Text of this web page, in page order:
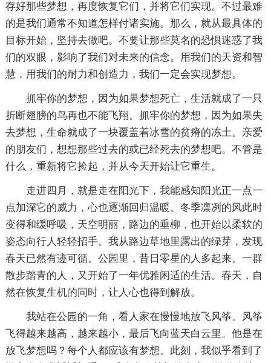
存好那些梦想，再度恢复它们，并将它们实现。不过最难
的是我们通常不知道怎样付诸实施。那么，就从最具体的
目标开始，坚持去做吧。不要让那些莫名的恐惧迷惑了我
们的双眼，影响了我们对未来的信念。用我们的天资和智
慧，用我们的耐力和创造力，我们一定会实现梦想。
抓牢你的梦想，因为如果梦想死亡，生活就成了一只
折断翅膀的鸟再也不能飞翔。抓牢你的梦想，因为如果失
去梦想，生命就成了一块覆盖着冰雪的贫瘠的冻土。亲爱
的朋友们，想想那些过去的或已经死去的梦想吧。不管是
什么，重新将它捡起，并从今天开始让它重生。
走进四月，就是走在阳光下，我能感知阳光正一点一
点加深它的威力，心也逐渐回归温暖。冬季凛冽的风此时
变得和缓呼吸，天空明丽，路边的垂柳，也开始以柔软的
姿态向行人轻轻招手。我从路边草地里露出的绿芽，发现
春天已然有迹可循。公园里，昔日零星的人多起来。一群
散步踏青的人，又开始了一年优雅闲适的生活。春天，自
然在恢复生机的同时，让人心也得到解放。
我站在公园的一角，看人家在慢慢地放飞风筝。风筝
飞得越来越高，越来越小，最后飞向蓝天白云里。他是在
放飞梦想吗？每个人都应该有梦想。此刻，我似乎看到了